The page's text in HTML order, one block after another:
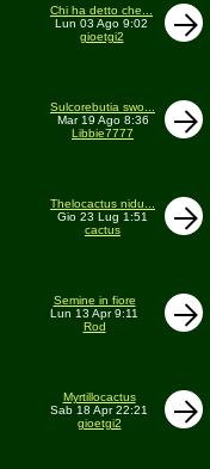
Chi ha detto che...
Lun 03 Ago 9:02
gioetgi2
Sulcorebutia swo...
Mar 19 Ago 8:36
Libbie7777
Thelocactus nidu...
Gio 23 Lug 1:51
cactus
Semine in fiore
Lun 13 Apr 9:11
Rod
Myrtillocactus
Sab 18 Apr 22:21
gioetgi2